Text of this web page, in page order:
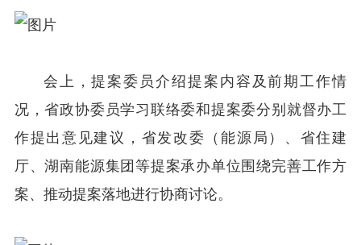
会上，提案委员介绍提案内容及前期工作情
况，省政协委员学习联络委和提案委分别就督办工
作提出意见建议，省发改委（能源局）、省住建
厅、湖南能源集团等提案承办单位围绕完善工作方
案、推动提案落地进行协商讨论。